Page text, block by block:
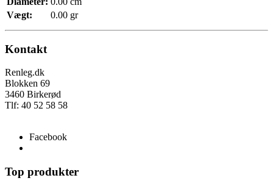
Vægt:
0.00 gr
Kontakt
Renleg.dk
Blokken 69
3460 Birkerød
Tlf: 40 52 58 58
Facebook
Top produkter